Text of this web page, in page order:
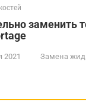
заменить
2021
Замена